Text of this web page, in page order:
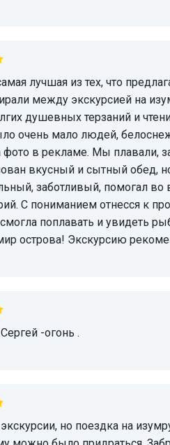
между экскурсией на
душевных терзаний и
очень мало людей,
фото в рекламе. Мы плавали,
вкусный и сытный
заботливый, помогал во
С пониманием отнесся к
поплавать и увидеть
острова! Экскурсию
-огонь .